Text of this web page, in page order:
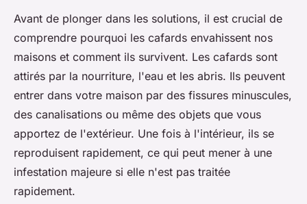
Avant de plonger dans les solutions, il est crucial de
comprendre pourquoi les cafards envahissent nos
maisons et comment ils survivent. Les cafards sont
attirés par la nourriture, l'eau et les abris. Ils peuvent
entrer dans votre maison par des fissures minuscules,
des canalisations ou même des objets que vous
apportez de l'extérieur. Une fois à l'intérieur, ils se
reproduisent rapidement, ce qui peut mener à une
infestation majeure si elle n'est pas traitée
rapidement.